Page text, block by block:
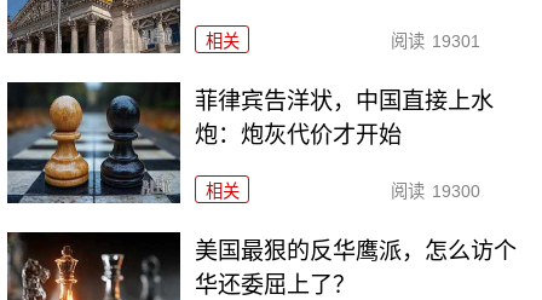
相关 阅读 19301
菲律宾告洋状，中国直接上水
炮：炮灰代价才开始
相关 阅读 19300
美国最狠的反华鹰派，怎么访个
华还委屈上了？